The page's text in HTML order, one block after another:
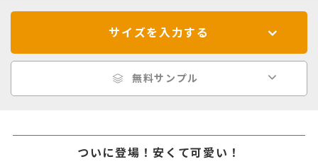
サイズを入力する
無料サンプル
ついに登場！安くて可愛い！